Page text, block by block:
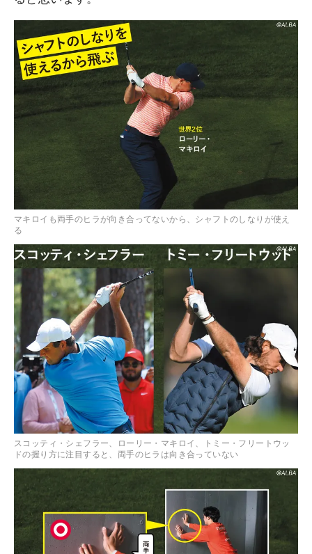
マキロイも両手のヒラが向き合ってないから、シャフトのしなりが使え
る
スコッティ・シェフラー、ローリー・マキロイ、トミー・フリートウッ
ドの握り方に注目すると、両手のヒラは向き合っていない